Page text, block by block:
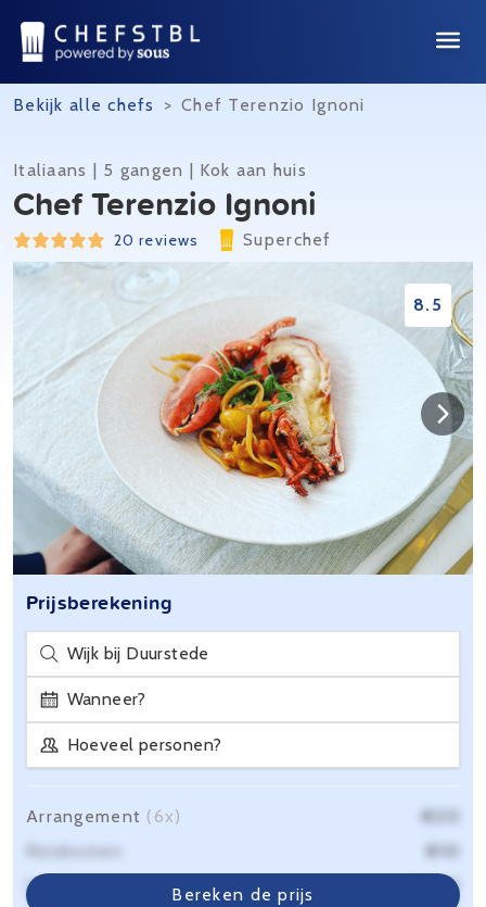
Bekijk alle chefs > Chef Terenzio Ignoni
Italiaans | 5 gangen | Kok aan huis
Chef Terenzio Ignoni
20 reviews Superchef
8.5
Prijsberekening
Wijk bij Duurstede
Wanneer?
Hoeveel personen?
Bereken de prijs
Arrangement (6x)
€20
Reiskosten
€10
Servicekosten
€6,40